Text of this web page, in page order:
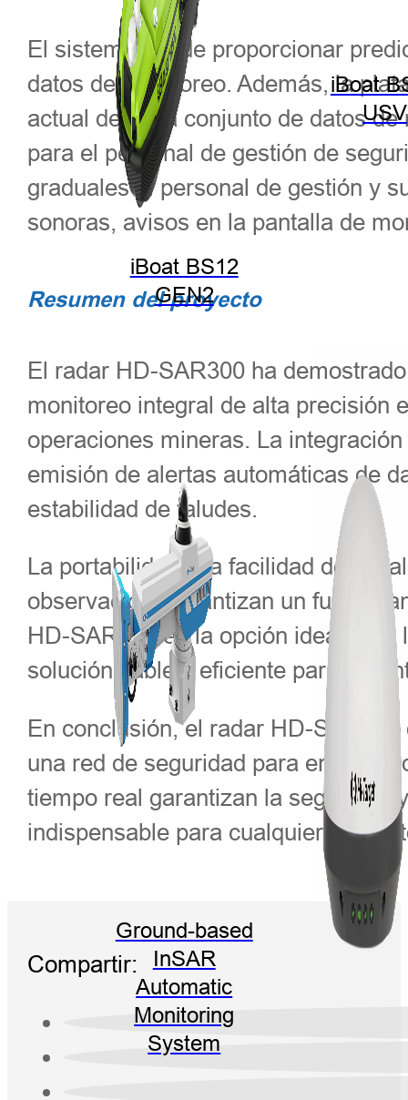
iBoat BS12
GEN2
iBoat
USV
Ground-based
InSAR
Automatic
Monitoring
System
El sistema puede proporcionar
datos de monitoreo. Además, la
actual de cada conjunto de datos
para el personal de gestión de
graduales al personal de gestión y
sonoras, avisos en la pantalla de
Resumen del proyecto
El radar HD-SAR300 ha
monitoreo integral de alta precisión
operaciones mineras. La
emisión de alertas automáticas de
estabilidad de taludes.
La portabilidad y la facilidad de
observación, garantizan un
HD-SAR300 en la opción ideal
solución fiable y eficiente para
En conclusión, el radar HD-
una red de seguridad para
tiempo real garantizan la seguridad
indispensable para cualquier
Compartir: